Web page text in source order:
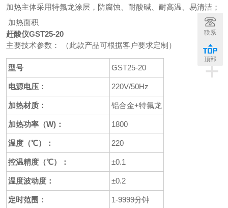
加热主体采用特氟龙涂层，防腐蚀、耐酸碱、耐高温、易清洁；
加热面积
赶酸仪GST25-20
主要技术参数： （此款产品可根据客户要求定制）
+
型号 GST25-20
电源电压： 220V/50Hz
加热材质： 铝合金+特氟龙
加热功率（W)： 1800
温度（℃）： 220
控温精度（℃）： ±0.1
温度波动度： ±0.2
定时范围： 1-9999分钟
联系
顶部